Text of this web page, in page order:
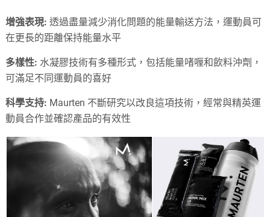
增強表現: 透過盡量減少消化問題的能量輸送方法，運動員可
在更長的距離保持能量水平
多樣性: 水凝膠技術有多種形式，包括能量啫喱和飲料沖劑，
可滿足不同運動員的喜好
科學支持: Maurten 不斷研究以改良這項技術，經常與精英運
動員合作並確認產品的有效性